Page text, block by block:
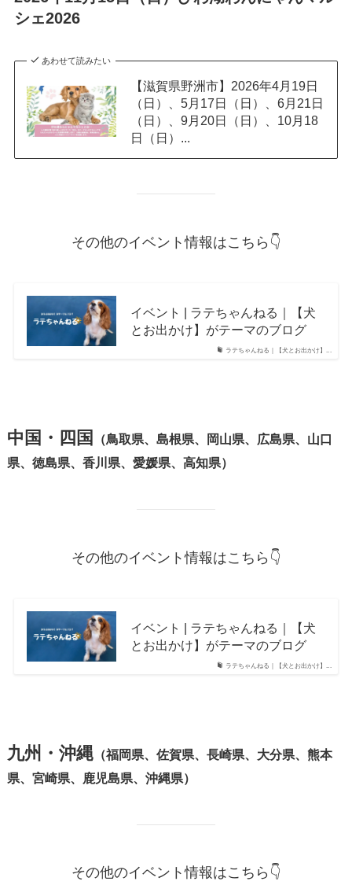
シェ2026
あわせて読みたい
【滋賀県野洲市】2026年4月19日
（日）、5月17日（日）、6月21日
（日）、9月20日（日）、10月18
日（日）...
その他のイベント情報はこちら👇
ラテちゃんねる｜【犬とお出かけ】...
イベント | ラテちゃんねる｜【犬
とお出かけ】がテーマのブログ
中国・四国
（鳥取県、島根県、岡山県、広島県、山口
県、徳島県、香川県、愛媛県、高知県）
その他のイベント情報はこちら👇
ラテちゃんねる｜【犬とお出かけ】...
イベント | ラテちゃんねる｜【犬
とお出かけ】がテーマのブログ
九州・沖縄（福岡県、佐賀県、長崎県、大分県、熊本
県、宮崎県、鹿児島県、沖縄県）
その他のイベント情報はこちら👇